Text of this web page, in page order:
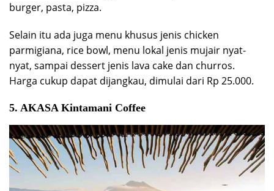
burger, pasta, pizza.
Selain itu ada juga menu khusus jenis chicken
parmigiana, rice bowl, menu lokal jenis mujair nyat-
nyat, sampai dessert jenis lava cake dan churros.
Harga cukup dapat dijangkau, dimulai dari Rp 25.000.
5. AKASA Kintamani Coffee